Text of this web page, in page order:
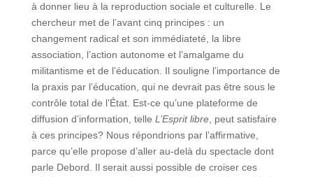
à donner lieu à la reproduction sociale et culturelle. Le
chercheur met de l’avant cinq principes : un
changement radical et son immédiateté, la libre
association, l’action autonome et l’amalgame du
militantisme et de l’éducation. Il souligne l’importance de
la praxis par l’éducation, qui ne devrait pas être sous le
contrôle total de l’État. Est-ce qu’une plateforme de
diffusion d’information, telle L’Esprit libre, peut satisfaire
à ces principes? Nous répondrions par l’affirmative,
parce qu’elle propose d’aller au-delà du spectacle dont
parle Debord. Il serait aussi possible de croiser ces